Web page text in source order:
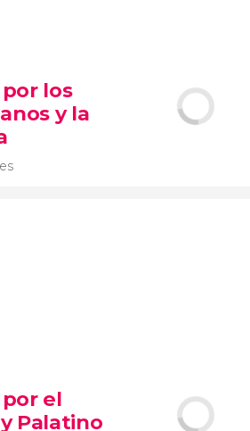
York
el Bronx y Brooklyn
los
y la
Museos Vaticanos y la Capilla
el
Palatino